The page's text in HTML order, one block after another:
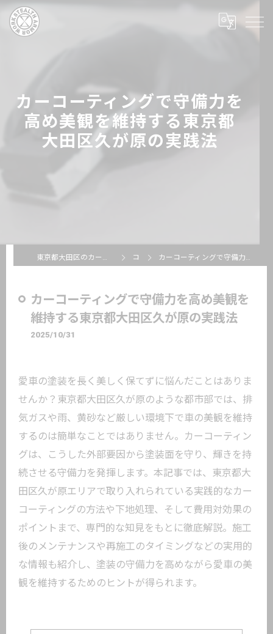
カーコーティングで守備力を
高め美観を維持する東京都
大田区久が原の実践法
東京都大田区のカーコーティングならSTEALTH ARMOR WORKS コラム カーコーティングで守備力を高め美観を維持する東京都大田区久が原の実践法
カーコーティングで守備力を高め美観を
維持する東京都大田区久が原の実践法
2025/10/31
愛車の塗装を長く美しく保てずに悩んだことはありま
せんか？東京都大田区久が原のような都市部では、排
気ガスや雨、黄砂など厳しい環境下で車の美観を維持
するのは簡単なことではありません。カーコーティン
グは、こうした外部要因から塗装面を守り、輝きを持
続させる守備力を発揮します。本記事では、東京都大
田区久が原エリアで取り入れられている実践的なカー
コーティングの方法や下地処理、そして費用対効果の
ポイントまで、専門的な知見をもとに徹底解説。施工
後のメンテナンスや再施工のタイミングなどの実用的
な情報も紹介し、塗装の守備力を高めながら愛車の美
観を維持するためのヒントが得られます。